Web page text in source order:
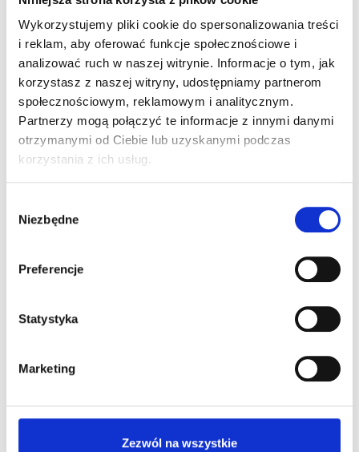
Wykorzystujemy pliki cookie do spersonalizowania treści
i reklam, aby oferować funkcje społecznościowe i
analizować ruch w naszej witrynie. Informacje o tym, jak
korzystasz z naszej witryny, udostępniamy partnerom
społecznościowym, reklamowym i analitycznym.
Partnerzy mogą połączyć te informacje z innymi danymi
otrzymanymi od Ciebie lub uzyskanymi podczas
korzystania z ich usług.
zgody
Niezbędne
Preferencje
Statystyka
Marketing
Zezwól na wszystkie
Procedura pozwala zachować naturalną
strukturę stawu i przywrócić jego funkcję.
Leczenie chrząstki stawowej
zależności od stopnia zaawansowania
rekonstrukcji, w tym wykorzystanie
odbudowę chrząstki oraz zmniejszenie